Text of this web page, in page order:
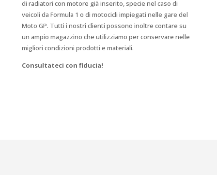
di radiatori con motore già inserito, specie nel caso di
veicoli da Formula 1 o di motocicli impiegati nelle gare del
Moto GP. Tutti i nostri clienti possono inoltre contare su
un ampio magazzino che utilizziamo per conservare nelle
migliori condizioni prodotti e materiali.
Consultateci con fiducia!